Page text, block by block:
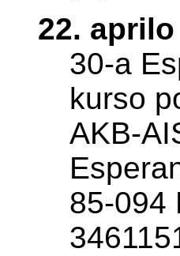
22.
30-a
kurso
AKB-
85-094